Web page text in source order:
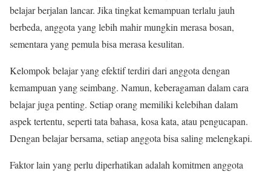
belajar berjalan lancar. Jika tingkat kemampuan terlalu jauh
berbeda, anggota yang lebih mahir mungkin merasa bosan,
sementara yang pemula bisa merasa kesulitan.
Kelompok belajar yang efektif terdiri dari anggota dengan
kemampuan yang seimbang. Namun, keberagaman dalam cara
belajar juga penting. Setiap orang memiliki kelebihan dalam
aspek tertentu, seperti tata bahasa, kosa kata, atau pengucapan.
Dengan belajar bersama, setiap anggota bisa saling melengkapi.
Faktor lain yang perlu diperhatikan adalah komitmen anggota